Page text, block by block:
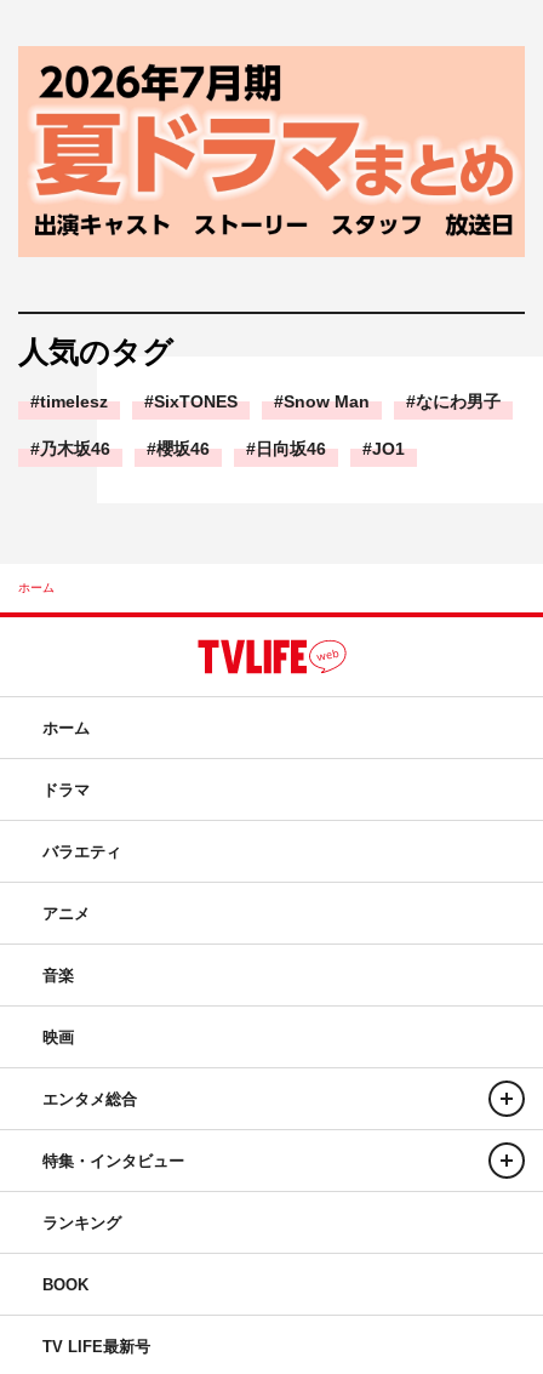
人気のタグ
timelesz SixTONES Snow Man なにわ男子
乃木坂46 櫻坂46 日向坂46 JO1
ホーム
ホーム
ドラマ
バラエティ
アニメ
音楽
映画
エンタメ総合
特集・インタビュー
ランキング
BOOK
TV LIFE最新号